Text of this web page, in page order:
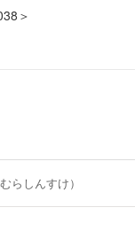
＞
らしんすけ）